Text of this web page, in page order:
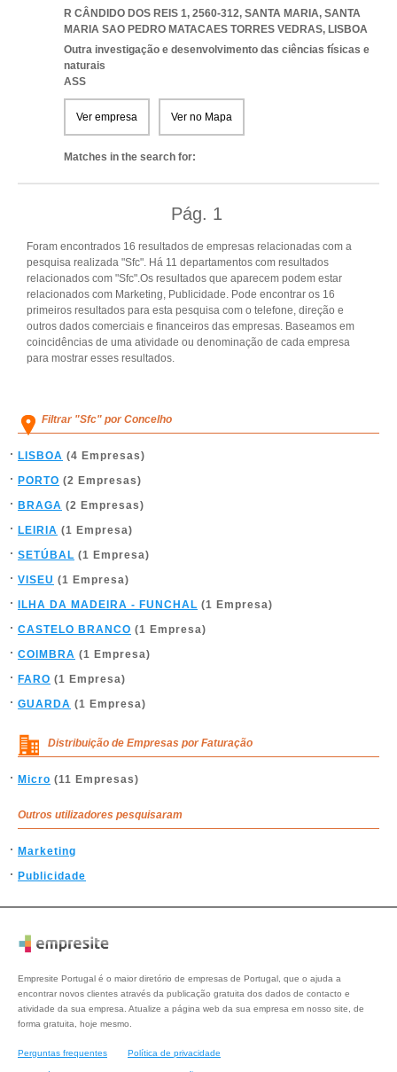
R CÂNDIDO DOS REIS 1, 2560-312, SANTA MARIA, SANTA
MARIA SAO PEDRO MATACAES TORRES VEDRAS, LISBOA
Outra investigação e desenvolvimento das ciências físicas e
naturais
ASS
Ver empresa Ver no Mapa
Matches in the search for:
Pág. 1
Foram encontrados 16 resultados de empresas relacionadas com a
pesquisa realizada "Sfc". Há 11 departamentos com resultados
relacionados com "Sfc".Os resultados que aparecem podem estar
relacionados com Marketing, Publicidade. Pode encontrar os 16
primeiros resultados para esta pesquisa com o telefone, direção e
outros dados comerciais e financeiros das empresas. Baseamos em
coincidências de uma atividade ou denominação de cada empresa
para mostrar esses resultados.
Filtrar "Sfc" por Concelho
LISBOA (4 Empresas)
PORTO (2 Empresas)
BRAGA (2 Empresas)
LEIRIA (1 Empresa)
SETÚBAL (1 Empresa)
VISEU (1 Empresa)
ILHA DA MADEIRA - FUNCHAL (1 Empresa)
CASTELO BRANCO (1 Empresa)
COIMBRA (1 Empresa)
FARO (1 Empresa)
GUARDA (1 Empresa)
Distribuição de Empresas por Faturação
Micro (11 Empresas)
Outros utilizadores pesquisaram
Marketing
Publicidade
Empresite Portugal é o maior diretório de empresas de Portugal, que o ajuda a
encontrar novos clientes através da publicação gratuita dos dados de contacto e
atividade da sua empresa. Atualize a página web da sua empresa em nosso site, de
forma gratuita, hoje mesmo.
Perguntas frequentes Política de privacidade